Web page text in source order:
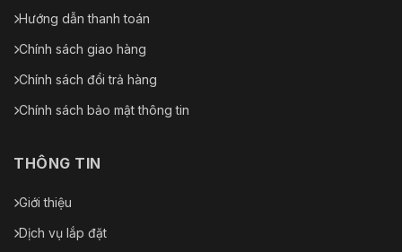
Hướng dẫn thanh toán
Chính sách giao hàng
Chính sách đổi trả hàng
Chính sách bảo mật thông tin
THÔNG TIN
Giới thiệu
Dịch vụ lắp đặt